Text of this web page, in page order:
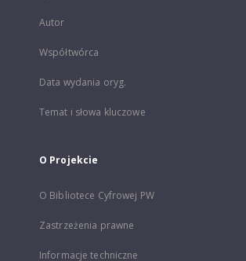
Autor
Współtwórca
Data wydania oryg.
Temat i słowa kluczowe
O Projekcie
O Bibliotece Cyfrowej PW
Zastrzeżenia prawne
Informacje techniczne